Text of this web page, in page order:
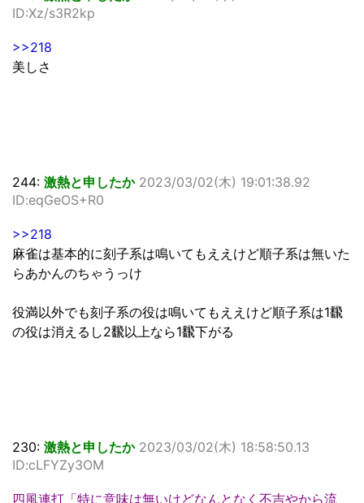
ID:Xz/s3R2kp
>>218
美しさ
244: 激熱と申したか 2023/03/02(木) 19:01:38.92
ID:eqGeOS+R0
>>218
麻雀は基本的に刻子系は鳴いてもええけど順子系は無いた
らあかんのちゃうっけ
役満以外でも刻子系の役は鳴いてもええけど順子系は1飜
の役は消えるし2飜以上なら1飜下がる
230: 激熱と申したか 2023/03/02(木) 18:58:50.13
ID:cLFYZy3OM
四風連打「特に意味は無いけどなんとなく不吉やから流